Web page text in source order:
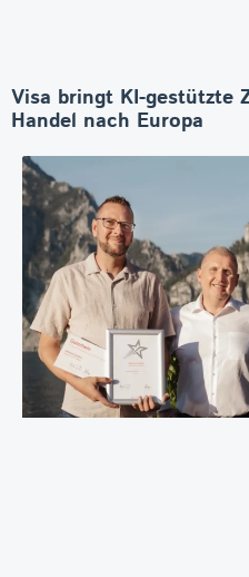
Visa bringt KI-gestützte
Handel nach Europa